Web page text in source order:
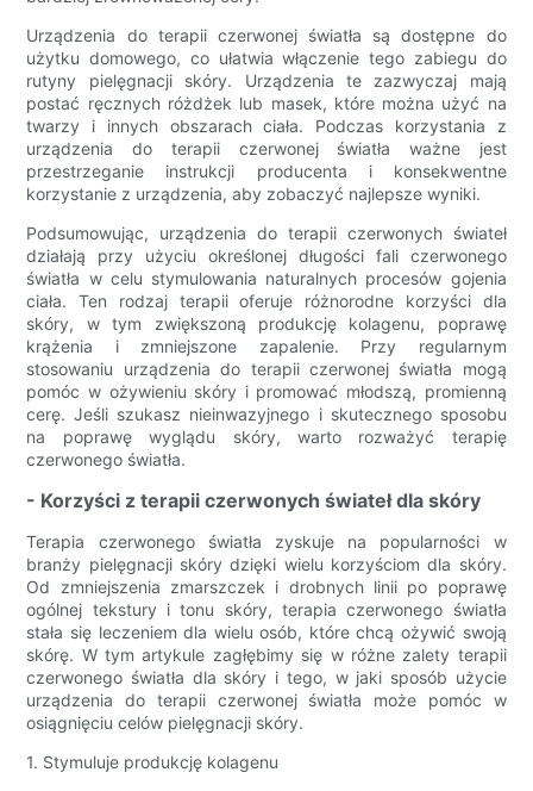
Urządzenia do terapii czerwonej światła są dostępne do
użytku domowego, co ułatwia włączenie tego zabiegu do
rutyny pielęgnacji skóry. Urządzenia te zazwyczaj mają
postać ręcznych różdżek lub masek, które można użyć na
twarzy i innych obszarach ciała. Podczas korzystania z
urządzenia do terapii czerwonej światła ważne jest
przestrzeganie instrukcji producenta i konsekwentne
korzystanie z urządzenia, aby zobaczyć najlepsze wyniki.
Podsumowując, urządzenia do terapii czerwonych świateł
działają przy użyciu określonej długości fali czerwonego
światła w celu stymulowania naturalnych procesów gojenia
ciała. Ten rodzaj terapii oferuje różnorodne korzyści dla
skóry, w tym zwiększoną produkcję kolagenu, poprawę
krążenia i zmniejszone zapalenie. Przy regularnym
stosowaniu urządzenia do terapii czerwonej światła mogą
pomóc w ożywieniu skóry i promować młodszą, promienną
cerę. Jeśli szukasz nieinwazyjnego i skutecznego sposobu
na poprawę wyglądu skóry, warto rozważyć terapię
czerwonego światła.
- Korzyści z terapii czerwonych świateł dla skóry
Terapia czerwonego światła zyskuje na popularności w
branży pielęgnacji skóry dzięki wielu korzyściom dla skóry.
Od zmniejszenia zmarszczek i drobnych linii po poprawę
ogólnej tekstury i tonu skóry, terapia czerwonego światła
stała się leczeniem dla wielu osób, które chcą ożywić swoją
skórę. W tym artykule zagłębimy się w różne zalety terapii
czerwonego światła dla skóry i tego, w jaki sposób użycie
urządzenia do terapii czerwonej światła może pomóc w
osiągnięciu celów pielęgnacji skóry.
1. Stymuluje produkcję kolagenu